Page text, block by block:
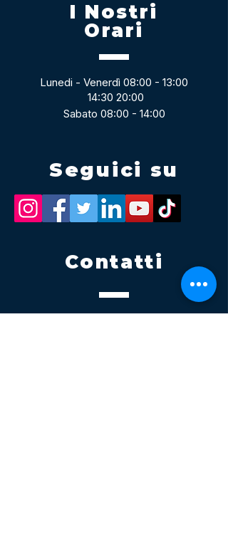
I Nostri
Orari
Lunedi - Venerdì 08:00 - 13:00
14:30 20:00
Sabato 08:00 - 14:00
Seguici su
Contatti